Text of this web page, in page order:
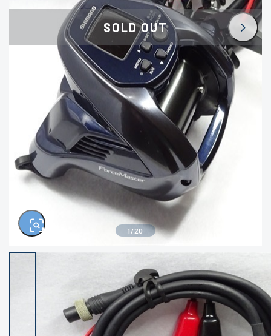
イシグロ岐阜店
イシグロ高林店
イシグロ西尾店
イシグロ三河安城店
イシグロ岡崎大樹寺店
イシグロ半田店
イシグロ岡崎若松店
イシグロ焼津店
イシグロ掛川店
イシグロ沼津店
イシグロ駿東柿田川店
イシグロ豊川店
イシグロ磐田店
イシグロ富士店
D
著しく状態が悪いが使用はで
きるもの、改造品も含む
※ルアー、エギ、雑品、その他につきましては
ランク表記はございません。 状態は写真にて
ご確認ください。
SOLD OUT
1 /20